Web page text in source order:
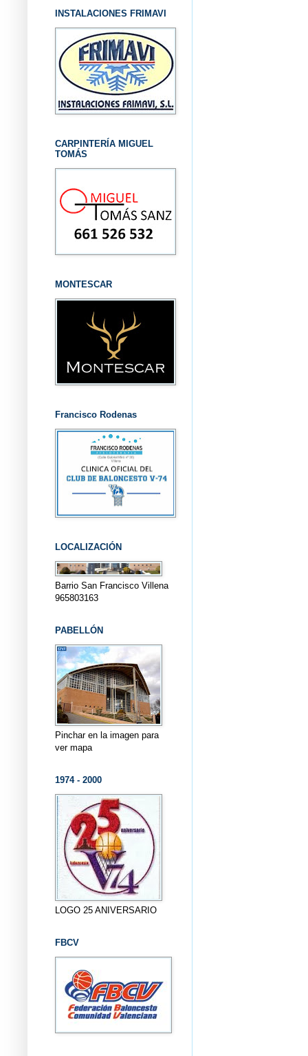
INSTALACIONES FRIMAVI
CARPINTERÍA MIGUEL
TOMÁS
MONTESCAR
Francisco Rodenas
LOCALIZACIÓN
Barrio San Francisco Villena
965803163
PABELLÓN
Pinchar en la imagen para
ver mapa
1974 - 2000
LOGO 25 ANIVERSARIO
FBCV